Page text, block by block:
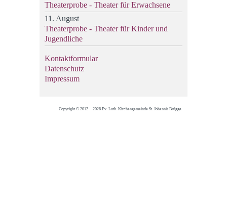
Theaterprobe - Theater für Erwachsene
11. August
Theaterprobe - Theater für Kinder und
Jugendliche
Kontaktformular
Datenschutz
Impressum
Copyright © 2012 - 2026 Ev.-Luth. Kirchengemeinde St. Johannis Brügge.